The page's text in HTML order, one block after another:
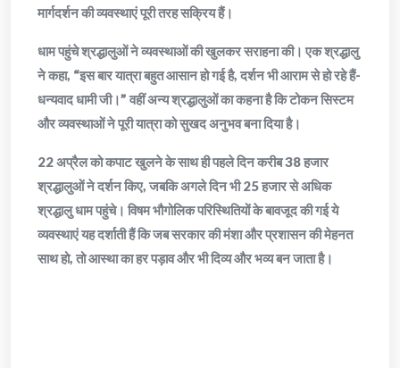
मार्गदर्शन की व्यवस्थाएं पूरी तरह सक्रिय हैं।
धाम पहुंचे श्रद्धालुओं ने व्यवस्थाओं की खुलकर सराहना की। एक श्रद्धालु
ने कहा, “इस बार यात्रा बहुत आसान हो गई है, दर्शन भी आराम से हो रहे हैं-
धन्यवाद धामी जी।” वहीं अन्य श्रद्धालुओं का कहना है कि टोकन सिस्टम
और व्यवस्थाओं ने पूरी यात्रा को सुखद अनुभव बना दिया है।
22 अप्रैल को कपाट खुलने के साथ ही पहले दिन करीब 38 हजार
श्रद्धालुओं ने दर्शन किए, जबकि अगले दिन भी 25 हजार से अधिक
श्रद्धालु धाम पहुंचे। विषम भौगोलिक परिस्थितियों के बावजूद की गई ये
व्यवस्थाएं यह दर्शाती हैं कि जब सरकार की मंशा और प्रशासन की मेहनत
साथ हो, तो आस्था का हर पड़ाव और भी दिव्य और भव्य बन जाता है।